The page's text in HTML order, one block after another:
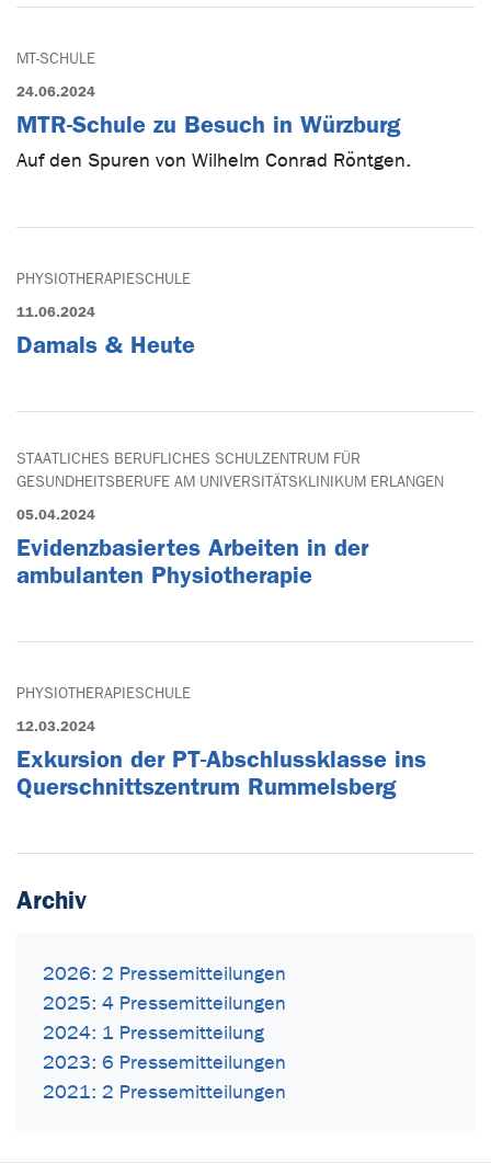
MT-SCHULE
24.06.2024
MTR-Schule zu Besuch in Würzburg
Auf den Spuren von Wilhelm Conrad Röntgen.
PHYSIOTHERAPIESCHULE
11.06.2024
Damals & Heute
STAATLICHES BERUFLICHES SCHULZENTRUM FÜR
GESUNDHEITSBERUFE AM UNIVERSITÄTSKLINIKUM ERLANGEN
05.04.2024
Evidenzbasiertes Arbeiten in der
ambulanten Physiotherapie
PHYSIOTHERAPIESCHULE
12.03.2024
Exkursion der PT-Abschlussklasse ins
Querschnittszentrum Rummelsberg
Archiv
2026: 2 Pressemitteilungen
2025: 4 Pressemitteilungen
2024: 1 Pressemitteilung
2023: 6 Pressemitteilungen
2021: 2 Pressemitteilungen